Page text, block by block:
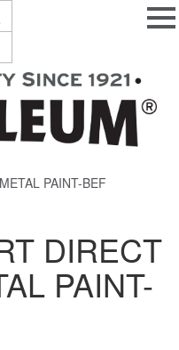
PAINT-BEF
DIRECT
PAINT-